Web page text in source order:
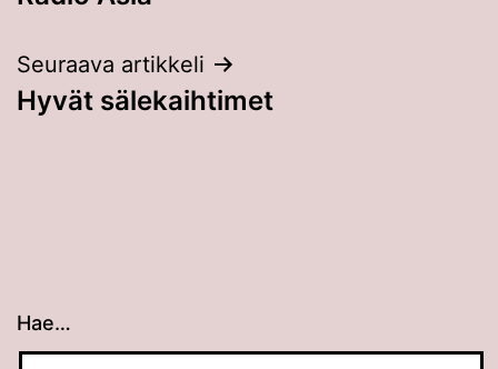
selaus
Seuraava artikkeli
Hyvät sälekaihtimet
Hae…
Kun tuloksia tulee, voit selata niitä